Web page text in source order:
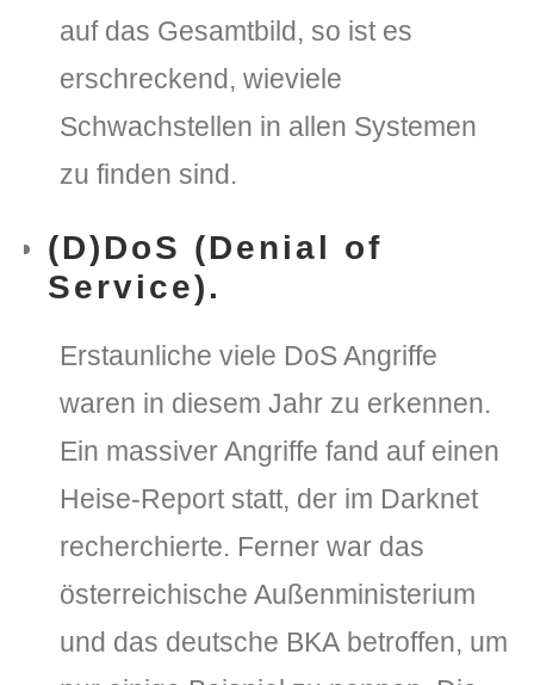
auf das Gesamtbild, so ist es
erschreckend, wieviele
Schwachstellen in allen Systemen
zu finden sind.
(D)DoS (Denial of
Service).
Erstaunliche viele DoS Angriffe
waren in diesem Jahr zu erkennen.
Ein massiver Angriffe fand auf einen
Heise-Report statt, der im Darknet
recherchierte. Ferner war das
österreichische Außenministerium
und das deutsche BKA betroffen, um